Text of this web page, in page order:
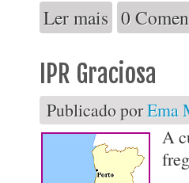
Ler mais acerca de
0
IPR Graciosa
Publicado porEma
A